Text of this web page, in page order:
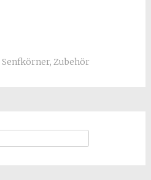
Senfkörner, Zubehör